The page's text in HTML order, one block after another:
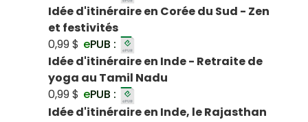
Idée d'itinéraire en Corée du Sud - Zen
et festivités
0,99 $ ePUB :
Idée d'itinéraire en Inde - Retraite de
yoga au Tamil Nadu
0,99 $ ePUB :
Idée d'itinéraire en Inde, le Rajasthan